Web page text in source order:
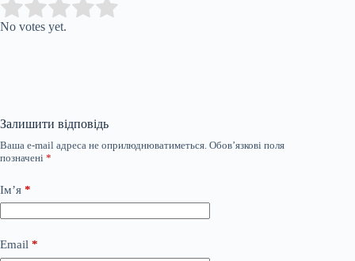
Rate this item:
No votes yet.
Залишити відповідь
Ваша e-mail адреса не оприлюднюватиметься. Обов’язкові поля
позначені *
Ім’я *
Email *